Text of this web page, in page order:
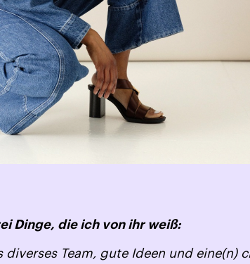
Dinge, die ich von ihr weiß:
diverses Team, gute Ideen und eine(n)